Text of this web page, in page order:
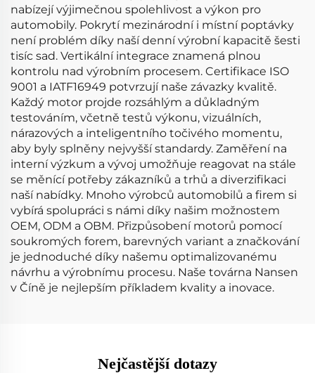
nabízejí výjimečnou spolehlivost a výkon pro
automobily. Pokrytí mezinárodní i místní poptávky
není problém díky naší denní výrobní kapacitě šesti
tisíc sad. Vertikální integrace znamená plnou
kontrolu nad výrobním procesem. Certifikace ISO
9001 a IATF16949 potvrzují naše závazky kvalitě.
Každý motor projde rozsáhlým a důkladným
testováním, včetně testů výkonu, vizuálních,
nárazových a inteligentního točivého momentu,
aby byly splněny nejvyšší standardy. Zaměření na
interní výzkum a vývoj umožňuje reagovat na stále
se měnící potřeby zákazníků a trhů a diverzifikaci
naší nabídky. Mnoho výrobců automobilů a firem si
vybírá spolupráci s námi díky našim možnostem
OEM, ODM a OBM. Přizpůsobení motorů pomocí
soukromých forem, barevných variant a značkování
je jednoduché díky našemu optimalizovanému
návrhu a výrobnímu procesu. Naše továrna Nansen
v Číně je nejlepším příkladem kvality a inovace.
Nejčastější dotazy